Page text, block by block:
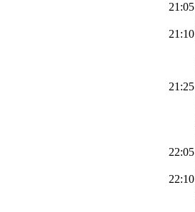
21:05
21:10
21:25
22:05
22:10